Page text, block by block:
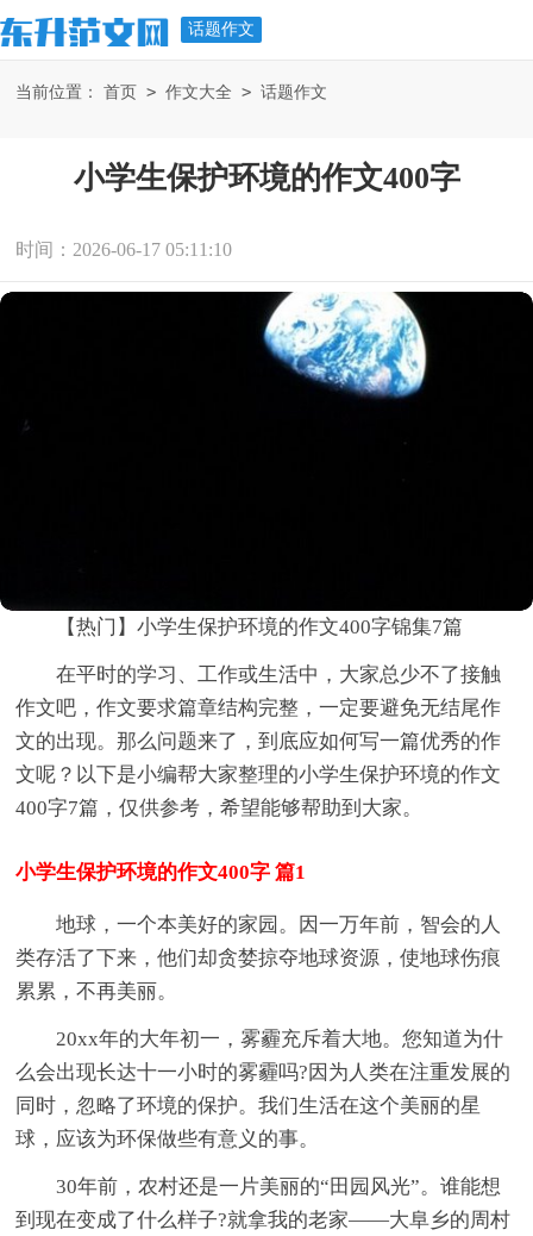
话题作文
当前位置： 首页 > 作文大全 > 话题作文
小学生保护环境的作文400字
时间：2026-06-17 05:11:10
【热门】小学生保护环境的作文400字锦集7篇
在平时的学习、工作或生活中，大家总少不了接触
作文吧，作文要求篇章结构完整，一定要避免无结尾作
文的出现。那么问题来了，到底应如何写一篇优秀的作
文呢？以下是小编帮大家整理的小学生保护环境的作文
400字7篇，仅供参考，希望能够帮助到大家。
小学生保护环境的作文400字 篇1
地球，一个本美好的家园。因一万年前，智会的人
类存活了下来，他们却贪婪掠夺地球资源，使地球伤痕
累累，不再美丽。
20xx年的大年初一，雾霾充斥着大地。您知道为什
么会出现长达十一小时的雾霾吗?因为人类在注重发展的
同时，忽略了环境的保护。我们生活在这个美丽的星
球，应该为环保做些有意义的事。
30年前，农村还是一片美丽的“田园风光”。谁能想
到现在变成了什么样子?就拿我的老家——大阜乡的周村